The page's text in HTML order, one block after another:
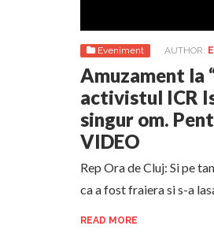
Eveniment AUTHOR:
Amuzament la
activistul ICR
singur om.
VIDEO
Rep Ora de Cluj: Si pe
ca a fost fraiera si s-a
READ MORE